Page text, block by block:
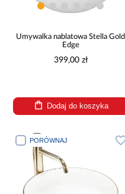
Umywalka nablatowa Stella Gold
Edge
399,00 zł
Dodaj do koszyka
PORÓWNAJ